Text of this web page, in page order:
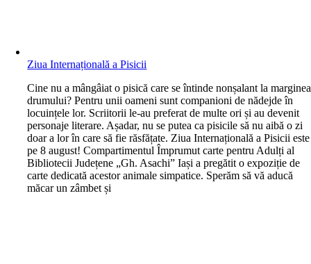
Ziua Internațională a Pisicii
Cine nu a mângâiat o pisică care se întinde nonșalant la marginea
drumului? Pentru unii oameni sunt companioni de nădejde în
locuințele lor. Scriitorii le-au preferat de multe ori și au devenit
personaje literare. Așadar, nu se putea ca pisicile să nu aibă o zi
doar a lor în care să fie răsfățate. Ziua Internațională a Pisicii este
pe 8 august! Compartimentul Împrumut carte pentru Adulți al
Bibliotecii Județene „Gh. Asachi” Iași a pregătit o expoziție de
carte dedicată acestor animale simpatice. Sperăm să vă aducă
măcar un zâmbet și